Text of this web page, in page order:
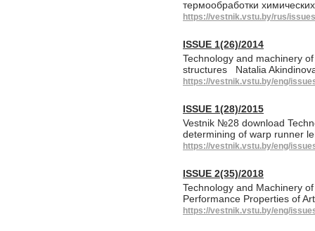
термообработки
https://vestnik.vstu.by/rus/
ISSUE 1(26)/2014
Technology and machinery
structures Natalia
https://vestnik.vstu.by/eng/
ISSUE 1(28)/2015
Vestnik №28 download
determining of warp runner
https://vestnik.vstu.by/eng/
ISSUE 2(35)/2018
Technology and Machinery
Performance Properties of
https://vestnik.vstu.by/eng/